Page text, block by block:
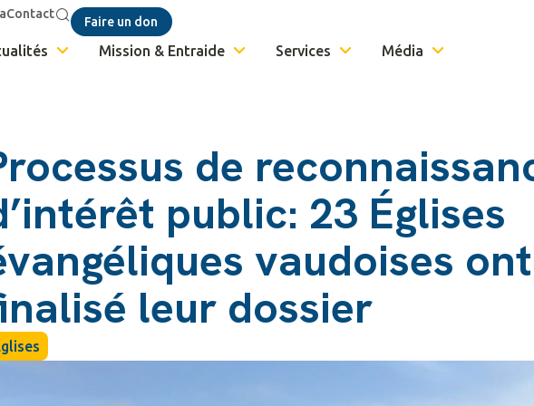
Contact
Faire un don
Mission & Entraide Services Média
de
public: 23 Églises
vaudoises ont
leur dossier